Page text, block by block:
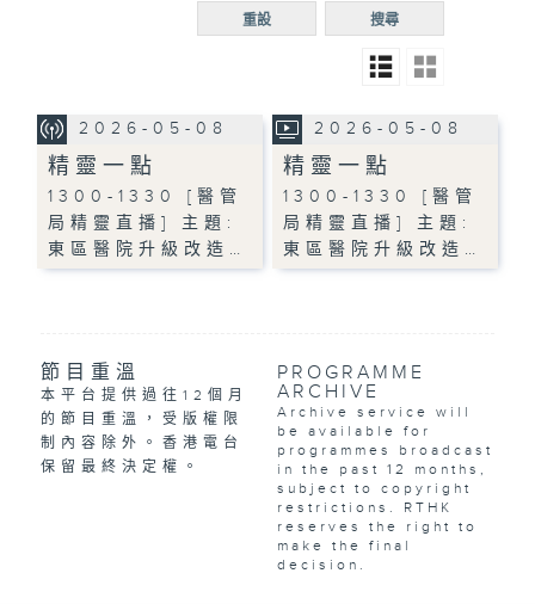
R5 搜尋
重設
2026-05-08
精靈一點
1300-1330 [醫管
局精靈直播] 主題:
東區醫院升級改造…
2026-05-08
精靈一點
1300-1330 [醫管
局精靈直播] 主題:
東區醫院升級改造…
節目重溫
本平台提供過往12個月
的節目重溫，受版權限
制內容除外。香港電台
保留最終決定權。
PROGRAMME
ARCHIVE
Archive service will
be available for
programmes broadcast
in the past 12 months,
subject to copyright
restrictions. RTHK
reserves the right to
make the final
decision.